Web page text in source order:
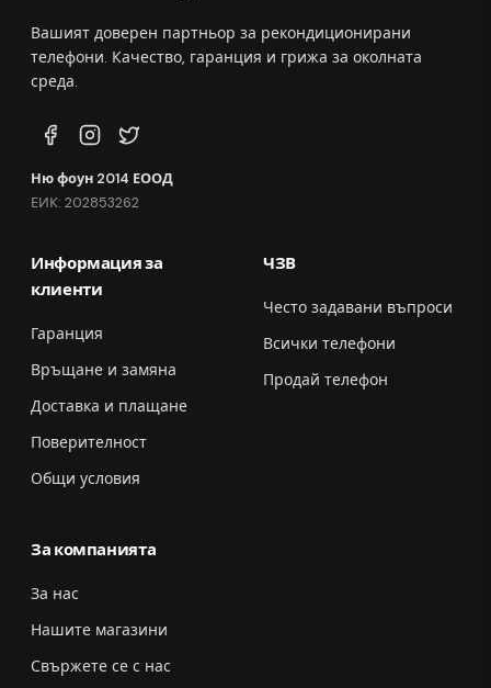
Вашият доверен партньор за рекондиционирани
телефони. Качество, гаранция и грижа за околната
среда.
Ню фоун 2014 ЕООД
ЕИК: 202853262
Информация за
клиенти
Гаранция
Връщане и замяна
Доставка и плащане
Поверителност
Общи условия
ЧЗВ
Често задавани въпроси
Всички телефони
Продай телефон
За компанията
За нас
Нашите магазини
Свържете се с нас